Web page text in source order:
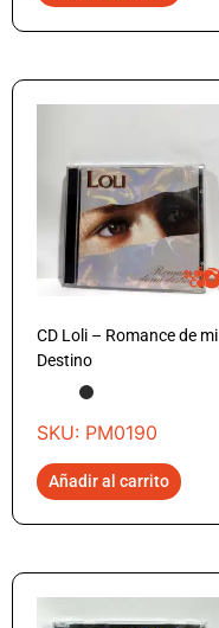
CD Loli – Romance de mi
Destino
SKU: PM0190
Añadir al carrito